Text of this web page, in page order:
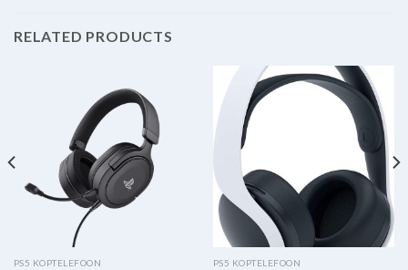
RELATED PRODUCTS
PS5 KOPTELEFOON PS5 KOPTELEFOON